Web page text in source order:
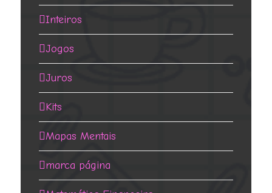
Inteiros
Jogos
Juros
Kits
Mapas Mentais
marca página